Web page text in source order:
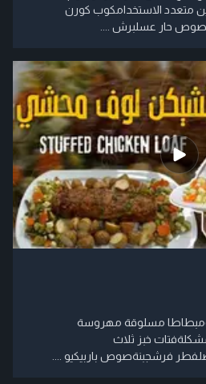
طحين متعدد الاستخدامكوب كورن
حار عسلبرش ....
مسلوقة مهروسة
خبز ثلاث
فرشجبنةصوص باربيكيو ....